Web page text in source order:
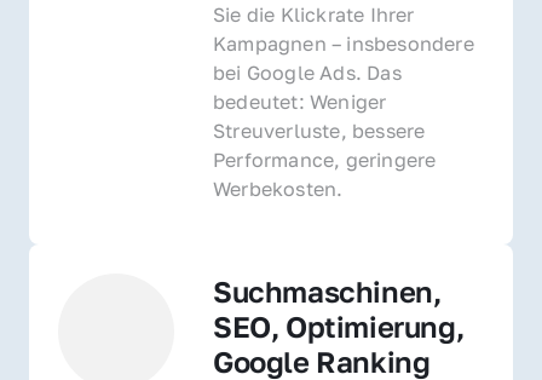
Sie die Klickrate Ihrer
Kampagnen – insbesondere
bei Google Ads. Das
bedeutet: Weniger
Streuverluste, bessere
Performance, geringere
Werbekosten.
Suchmaschinen,
SEO, Optimierung,
Google Ranking